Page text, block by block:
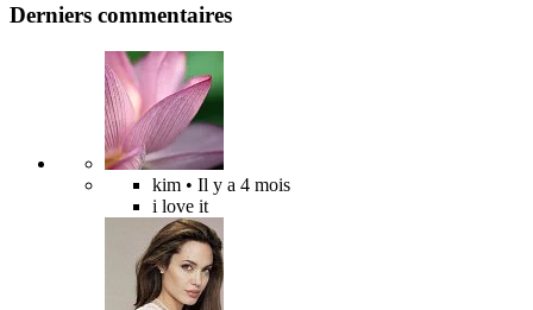
Derniers commentaires
kim • Il y a 4 mois
i love it